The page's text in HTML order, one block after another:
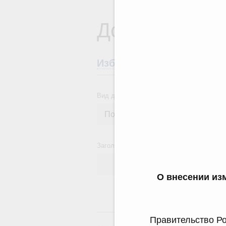
О внесении
Правительство
Документы
Избранные документы
Вид документа
Заголовок или текст документа